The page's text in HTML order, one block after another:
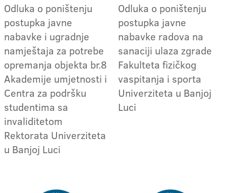
Odluka o poništenju
postupka javne
nabavke i ugradnje
namještaja za potrebe
opremanja objekta br.8
Akademije umjetnosti i
Centra za podršku
studentima sa
invaliditetom
Rektorata Univerziteta
u Banjoj Luci
Odluka o poništenju
postupka javne
nabavke radova na
sanaciji ulaza zgrade
Fakulteta fizičkog
vaspitanja i sporta
Univerziteta u Banjoj
Luci